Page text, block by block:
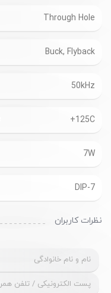
Through Hole
Buck, Flyback
50kHz
+125C
7W
DIP-7
نظرات کاربران